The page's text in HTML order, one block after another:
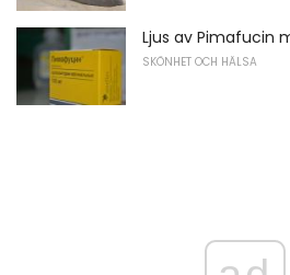
Ljus av Pimafucin
SKÖNHET OCH HÄLSA